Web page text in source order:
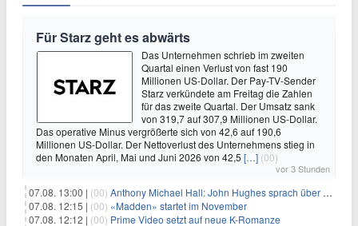
Für Starz geht es abwärts
Das Unternehmen schrieb im zweiten
Quartal einen Verlust von fast 190
Millionen US-Dollar. Der Pay-TV-Sender
Starz verkündete am Freitag die Zahlen
für das zweite Quartal. Der Umsatz sank
von 319,7 auf 307,9 Millionen US-Dollar.
Das operative Minus vergrößerte sich von 42,6 auf 190,6
Millionen US-Dollar. Der Nettoverlust des Unternehmens stieg in
den Monaten April, Mai und Juni 2026 von 42,5 […] (00)
vor 3 Stunden
07.08. 13:00 | (00) Anthony Michael Hall: John Hughes sprach über eine Fortsetzung von 'The Breakfast Club'
07.08. 12:15 | (00) «Madden» startet im November
07.08. 12:12 | (00) Prime Video setzt auf neue K-Romanze